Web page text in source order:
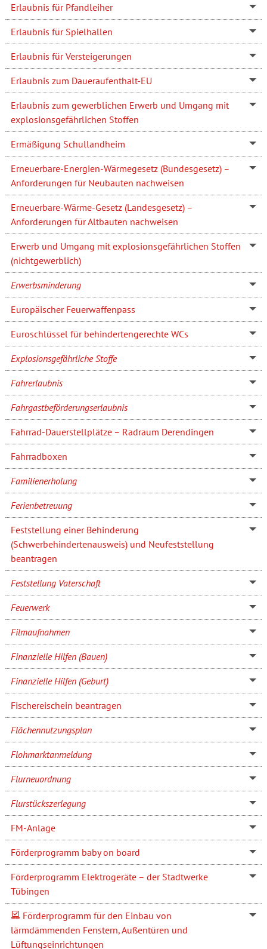
Erlaubnis für Pfandleiher
Erlaubnis für Spielhallen
Erlaubnis für Versteigerungen
Erlaubnis zum Daueraufenthalt-EU
Erlaubnis zum gewerblichen Erwerb und Umgang mit
explosionsgefährlichen Stoffen
Ermäßigung Schullandheim
Erneuerbare-Energien-Wärmegesetz (Bundesgesetz) –
Anforderungen für Neubauten nachweisen
Erneuerbare-Wärme-Gesetz (Landesgesetz) –
Anforderungen für Altbauten nachweisen
Erwerb und Umgang mit explosionsgefährlichen Stoffen
(nichtgewerblich)
Erwerbsminderung
Europäischer Feuerwaffenpass
Euroschlüssel für behindertengerechte WCs
Explosionsgefährliche Stoffe
Fahrerlaubnis
Fahrgastbeförderungserlaubnis
Fahrrad-Dauerstellplätze – Radraum Derendingen
Fahrradboxen
Familienerholung
Ferienbetreuung
Feststellung einer Behinderung
(Schwerbehindertenausweis) und Neufeststellung
beantragen
Feststellung Vaterschaft
Feuerwerk
Filmaufnahmen
Finanzielle Hilfen (Bauen)
Finanzielle Hilfen (Geburt)
Fischereischein beantragen
Flächennutzungsplan
Flohmarktanmeldung
Flurneuordnung
Flurstückszerlegung
FM-Anlage
Förderprogramm baby on board
Förderprogramm Elektrogeräte – der Stadtwerke
Tübingen
Förderprogramm für den Einbau von
lärmdämmenden Fenstern, Außentüren und
Lüftungseinrichtungen